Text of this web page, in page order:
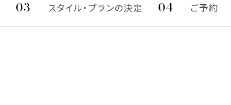
スタイル・プランの決定 ご予約